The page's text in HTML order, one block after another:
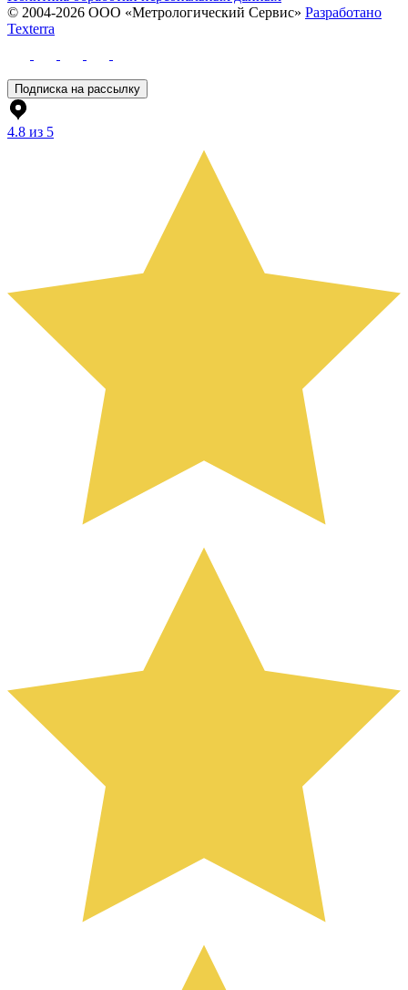
© 2004-2026 ООО «Метрологический Сервис» Разработано
Texterra
Подписка на рассылку
4.8 из 5